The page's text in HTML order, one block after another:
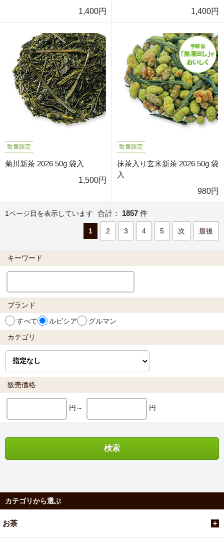
1,400円 1,400円
数量限定
菊川新茶 2026 50g 袋入
1,500円
数量限定
抹茶入り玄米新茶 2026 50g 袋
入
980円
1ページ目を表示しています 合計： 1857 件
1 2 3 4 5 次 最後
キーワード
ブランド
すべて
ルピシア グルマン
カテゴリ
販売価格
円～ 円
カテゴリから選ぶ
お茶